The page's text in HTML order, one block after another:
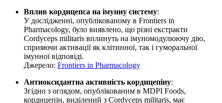
Вплив кордицепса на імунну систему:
У дослідженні, опублікованому в Frontiers in
Pharmacology, було виявлено, що різні екстракти
Cordyceps militaris вплинуть на імуномодулюючу дію,
сприяючи активації як клітинної, так і гуморальної
імунної відповіді.
Джерело: Frontiers in Pharmacology
Антиоксидантна активність кордицепіну:
Згідно з оглядом, опублікованим в MDPI Foods,
кордицепін, виділений з Cordyceps militaris, має